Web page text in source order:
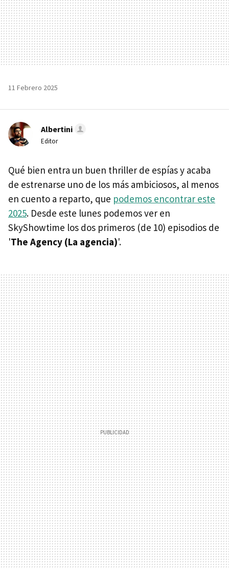
11 Febrero 2025
Albertini
Editor
Qué bien entra un buen thriller de espías y acaba
de estrenarse uno de los más ambiciosos, al menos
en cuento a reparto, que podemos encontrar este
2025. Desde este lunes podemos ver en
SkyShowtime los dos primeros (de 10) episodios de
'The Agency (La agencia)'.